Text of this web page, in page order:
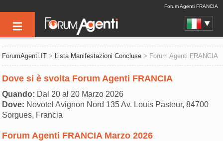
Forum Agenti FRANCIA
ForumAgenti.IT > Lista Manifestazioni Concluse > Forum Agenti FRANCIA
Dove si è svolta Forum Agenti FRANCIA
Quando: Dal 20 al 20 Marzo 2026
Dove: Novotel Avignon Nord 135 Av. Louis Pasteur, 84700
Sorgues, Francia
Forum Agenti FRANCIA Marzo 2026